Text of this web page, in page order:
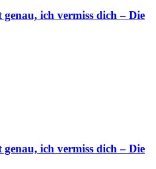
ich vermiss dich – Die
ich vermiss dich – Die